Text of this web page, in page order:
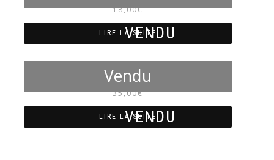
18,00€
LIRE LA SUITE
NM4053
35,00€
LIRE LA SUITE